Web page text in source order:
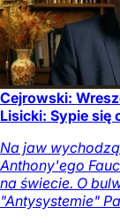
Cejrowski:
Lisicki: Sypie się
Na jaw
Anthony'ego
na świecie. O
"Antysystemie"